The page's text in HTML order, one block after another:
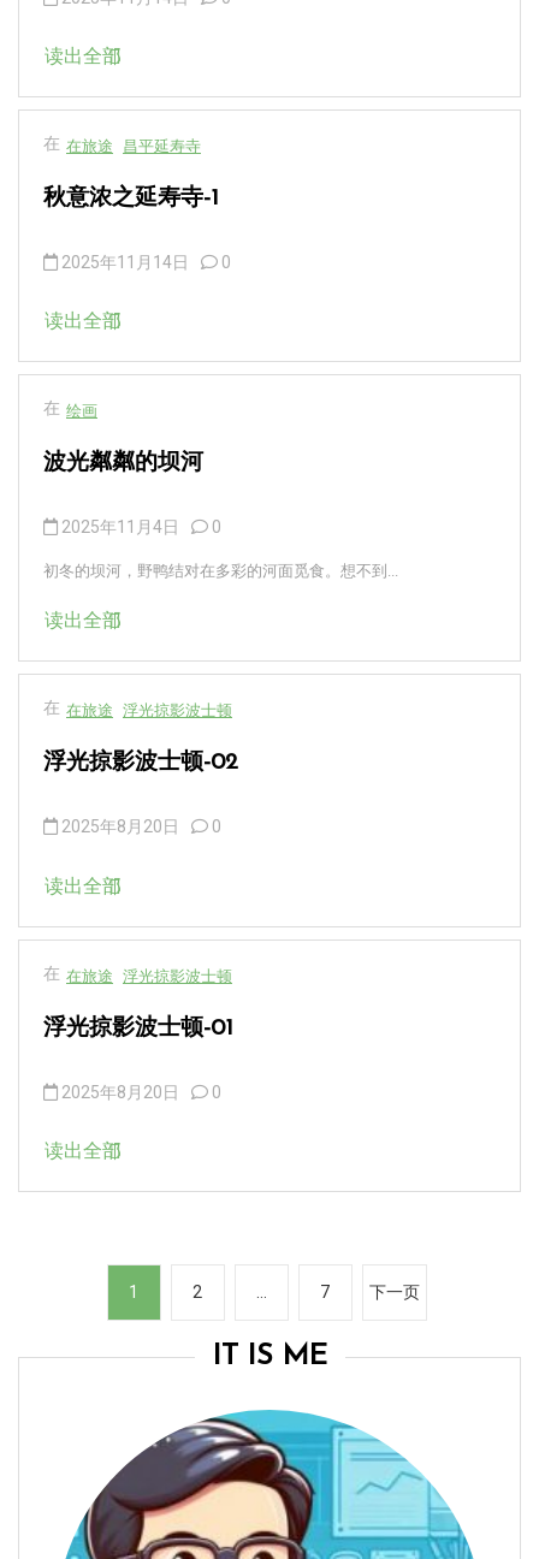
读出全部
在 在旅途 昌平延寿寺
秋意浓之延寿寺-1
2025年11月14日 0
读出全部
在 绘画
波光粼粼的坝河
2025年11月4日 0
初冬的坝河，野鸭结对在多彩的河面觅食。想不到...
读出全部
在 在旅途 浮光掠影波士顿
浮光掠影波士顿-02
2025年8月20日 0
读出全部
在 在旅途 浮光掠影波士顿
浮光掠影波士顿-01
2025年8月20日 0
读出全部
分
1 2 7 下一页
IT IS ME